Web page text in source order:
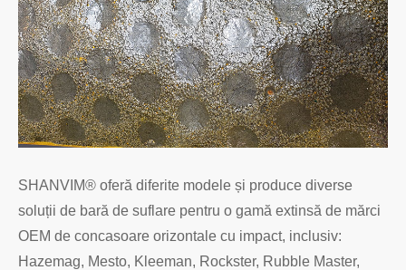
SHANVIM® oferă diferite modele și produce diverse
soluții de bară de suflare pentru o gamă extinsă de mărci
OEM de concasoare orizontale cu impact, inclusiv:
Hazemag, Mesto, Kleeman, Rockster, Rubble Master,